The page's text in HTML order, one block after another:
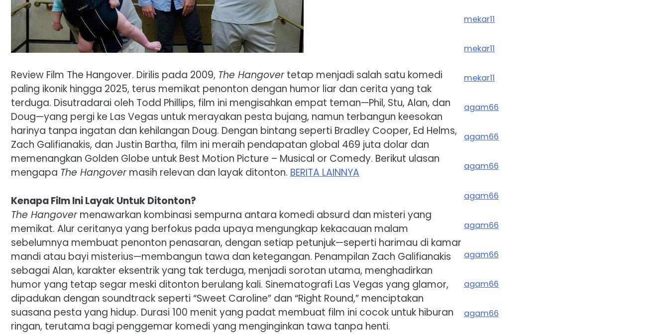
Review Film The Hangover. Dirilis pada 2009, The Hangovertetap menjadi salah satu komedi
paling ikonik hingga 2025, terus memikat penonton dengan humor liar dan cerita yang tak
terduga. Disutradarai oleh Todd Phillips, film ini mengisahkan empat teman—Phil, Stu, Alan, dan
Doug—yang pergi ke Las Vegas untuk merayakan pesta bujang, namun terbangun keesokan
harinya tanpa ingatan dan kehilangan Doug. Dengan bintang seperti Bradley Cooper, Ed Helms,
Zach Galifianakis, dan Justin Bartha, film ini meraih pendapatan global 469 juta dolar dan
memenangkan Golden Globe untuk Best Motion Picture – Musical or Comedy. Berikut ulasan
mengapa The Hangovermasih relevan dan layak ditonton. BERITA LAINNYA
Kenapa Film Ini Layak Untuk Ditonton?
The Hangovermenawarkan kombinasi sempurna antara komedi absurd dan misteri yang
memikat. Alur ceritanya yang berfokus pada upaya mengungkap kekacauan malam
sebelumnya membuat penonton penasaran, dengan setiap petunjuk—seperti harimau di kamar
mandi atau bayi misterius—membangun tawa dan ketegangan. Penampilan Zach Galifianakis
sebagai Alan, karakter eksentrik yang tak terduga, menjadi sorotan utama, menghadirkan
humor yang tetap segar meski ditonton berulang kali. Sinematografi Las Vegas yang glamor,
dipadukan dengan soundtrack seperti “Sweet Caroline” dan “Right Round,” menciptakan
suasana pesta yang hidup. Durasi 100 menit yang padat membuat film ini cocok untuk hiburan
ringan, terutama bagi penggemar komedi yang menginginkan tawa tanpa henti.
mekar11
mekar11
mekar11
agam66
agam66
agam66
agam66
agam66
agam66
agam66
agam66